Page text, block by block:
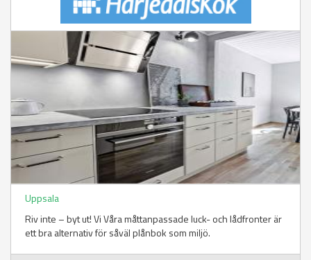
Uppsala
Riv inte – byt ut! Vi Våra måttanpassade luck- och lådfronter är
ett bra alternativ för såväl plånbok som miljö.